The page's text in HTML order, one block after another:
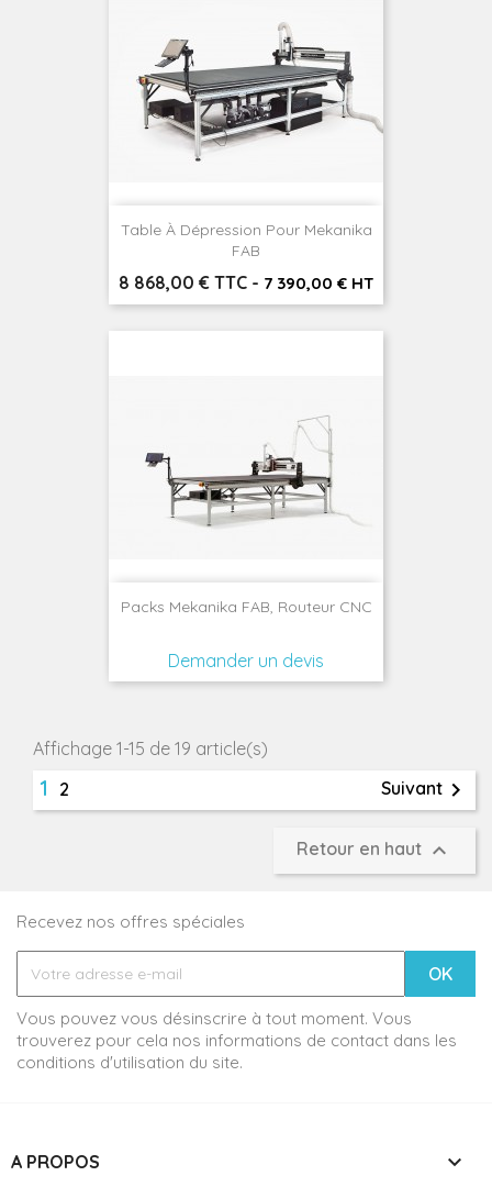
Table À Dépression Pour Mekanika
FAB
Prix
8 868,00 € TTC - 7 390,00 € HT
Packs Mekanika FAB, Routeur CNC
Demander un devis
Affichage 1-15 de 19 article(s)
1 2 Suivant 
Retour en haut 
Recevez nos offres spéciales
Vous pouvez vous désinscrire à tout moment. Vous
trouverez pour cela nos informations de contact dans les
conditions d'utilisation du site.
A PROPOS 